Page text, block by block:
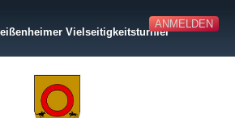
ANMELDEN
Vielseitigkeitsturnier